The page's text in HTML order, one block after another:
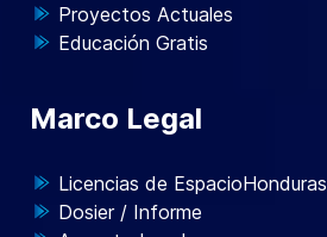
Proyectos Actuales
Educación Gratis
Marco Legal
Licencias de EspacioHonduras
Dosier / Informe